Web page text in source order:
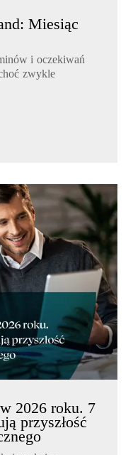
Miesiąc
i oczekiwań
zwykle
2026 roku. 7
przyszłość